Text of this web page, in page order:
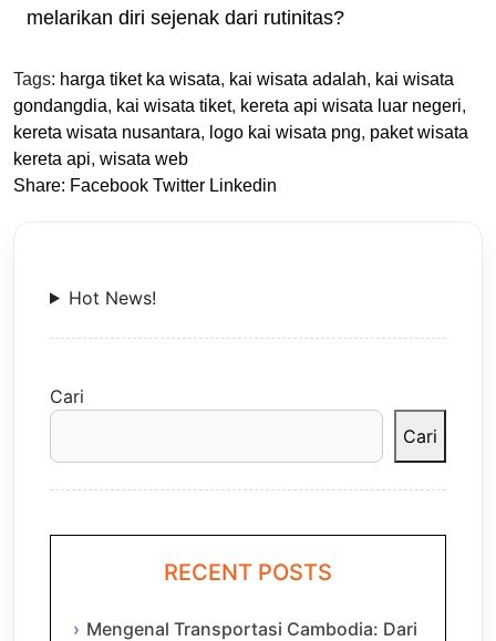
melarikan diri sejenak dari rutinitas?
Tags: harga tiket ka wisata, kai wisata adalah, kai wisata
gondangdia, kai wisata tiket, kereta api wisata luar negeri,
kereta wisata nusantara, logo kai wisata png, paket wisata
kereta api, wisata web
Share: Facebook Twitter Linkedin
Hot News!
Cari
Cari
RECENT POSTS
Mengenal Transportasi Cambodia: Dari